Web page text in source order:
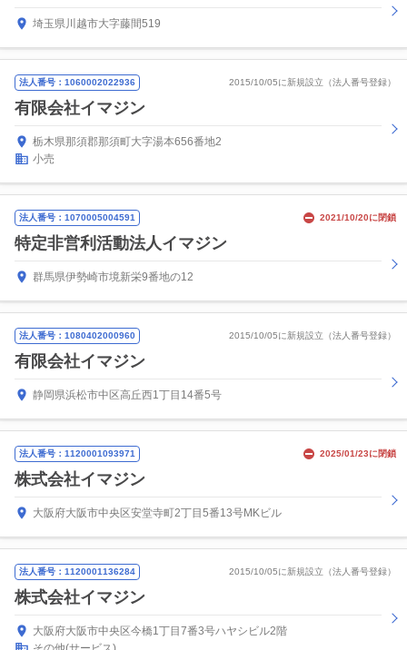
埼玉県川越市大字藤間519
法人番号：1060002022936 2015/10/05に新規設立（法人番号登録）
有限会社イマジン
栃木県那須郡那須町大字湯本656番地2
小売
法人番号：1070005004591 2021/10/20に閉鎖
特定非営利活動法人イマジン
群馬県伊勢崎市境新栄9番地の12
法人番号：1080402000960 2015/10/05に新規設立（法人番号登録）
有限会社イマジン
静岡県浜松市中区高丘西1丁目14番5号
法人番号：1120001093971 2025/01/23に閉鎖
株式会社イマジン
大阪府大阪市中央区安堂寺町2丁目5番13号MKビル
法人番号：1120001136284 2015/10/05に新規設立（法人番号登録）
株式会社イマジン
大阪府大阪市中央区今橋1丁目7番3号ハヤシビル2階